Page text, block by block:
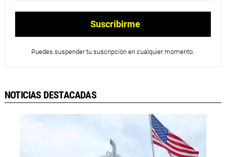
Puedes suspender tu suscripción en cualquier momento.
NOTICIAS DESTACADAS